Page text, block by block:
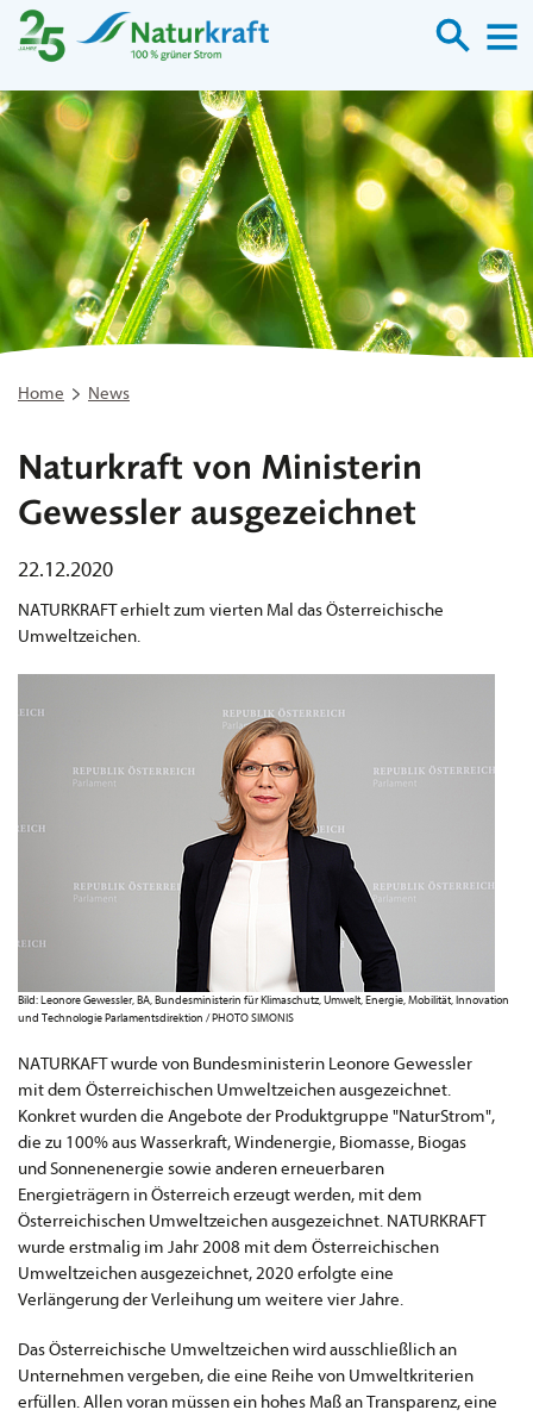
Suche
Home News
Naturkraft von Ministerin
Gewessler ausgezeichnet
22.12.2020
NATURKRAFT erhielt zum vierten Mal das Österreichische
Umweltzeichen.
Bild: Leonore Gewessler, BA, Bundesministerin für Klimaschutz, Umwelt, Energie, Mobilität, Innovation
und Technologie Parlamentsdirektion / PHOTO SIMONIS
NATURKAFT wurde von Bundesministerin Leonore Gewessler
mit dem Österreichischen Umweltzeichen ausgezeichnet.
Konkret wurden die Angebote der Produktgruppe "NaturStrom",
die zu 100% aus Wasserkraft, Windenergie, Biomasse, Biogas
und Sonnenenergie sowie anderen erneuerbaren
Energieträgern in Österreich erzeugt werden, mit dem
Österreichischen Umweltzeichen ausgezeichnet. NATURKRAFT
wurde erstmalig im Jahr 2008 mit dem Österreichischen
Umweltzeichen ausgezeichnet, 2020 erfolgte eine
Verlängerung der Verleihung um weitere vier Jahre.
Das Österreichische Umweltzeichen wird ausschließlich an
Unternehmen vergeben, die eine Reihe von Umweltkriterien
erfüllen. Allen voran müssen ein hohes Maß an Transparenz, eine